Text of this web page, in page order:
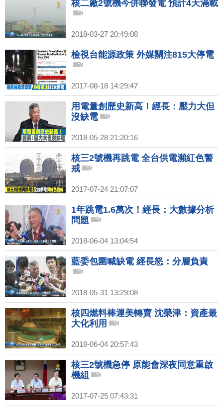
核二廠2號機今併聯發電 預計4天滿載
2018-03-27 20:49:08
檢視台能源政策 外媒關注815大停電
2017-08-18 14:29:47
用電量創歷史新高！經長：壓力大但
沒缺電
2018-05-28 21:20:16
核三2號機再跳電 全台供電瀕紅色警
戒
2017-07-24 21:07:07
1年跳電1.6萬次！經長：大數據分析
問題
2018-06-04 13:04:54
藍委包圍喊缺電 經長怒：分層負責
2018-05-31 13:29:08
核四燃料棒運美轉賣 沈榮津：資產最
大化利用
2018-06-04 20:57:43
核三2號機急停 原能會深夜同意重啟
機組
2017-07-25 07:43:31